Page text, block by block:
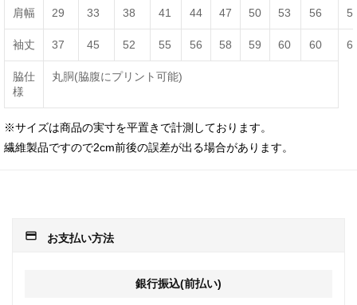
肩幅 29 33 38 41 44 47 50 53 56
袖丈 37 45 52 55 56 58 59 60 60
脇仕
様
丸胴(脇腹にプリント可能)
※サイズは商品の実寸を平置きで計測しております。
繊維製品ですので2cm前後の誤差が出る場合があります。
payment お支払い方法
銀行振込(前払い)